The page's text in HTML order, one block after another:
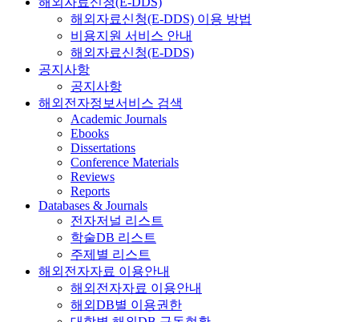
해외자료신청(E-DDS) 이용 방법
비용지원 서비스 안내
해외자료신청(E-DDS)
공지사항
공지사항
해외전자정보서비스 검색
Academic Journals
Ebooks
Dissertations
Conference Materials
Reviews
Reports
Databases & Journals
전자저널 리스트
학술DB 리스트
주제별 리스트
해외전자자료 이용안내
해외전자자료 이용안내
해외DB별 이용권한